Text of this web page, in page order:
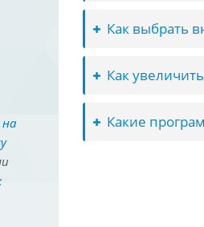
Как выбрать
Как
Какие